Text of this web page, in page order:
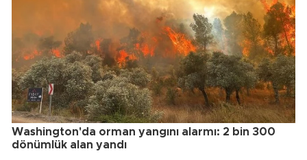
Washington'da orman yangını alarmı: 2 bin 300
dönümlük alan yandı